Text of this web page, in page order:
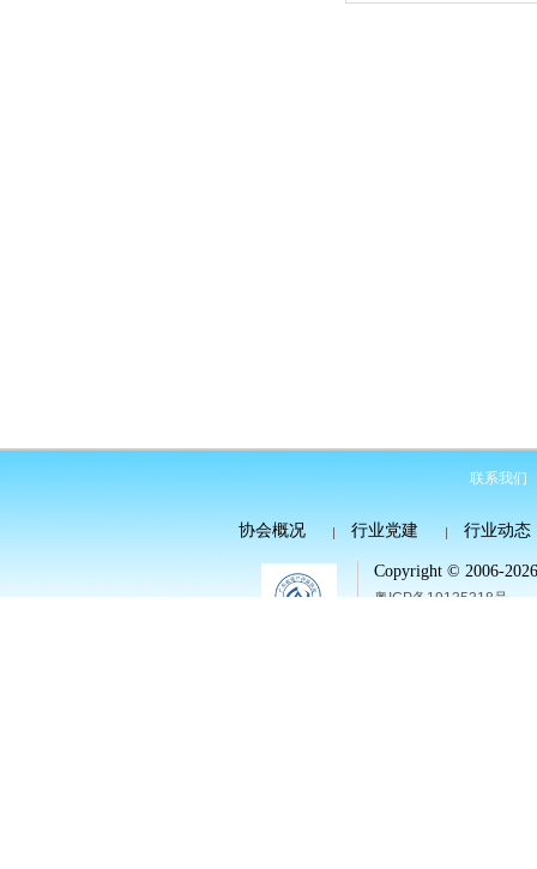
联系我们
协会概况 行业党建 行业动态
Copyright © 2006-
粤ICP备19135318号